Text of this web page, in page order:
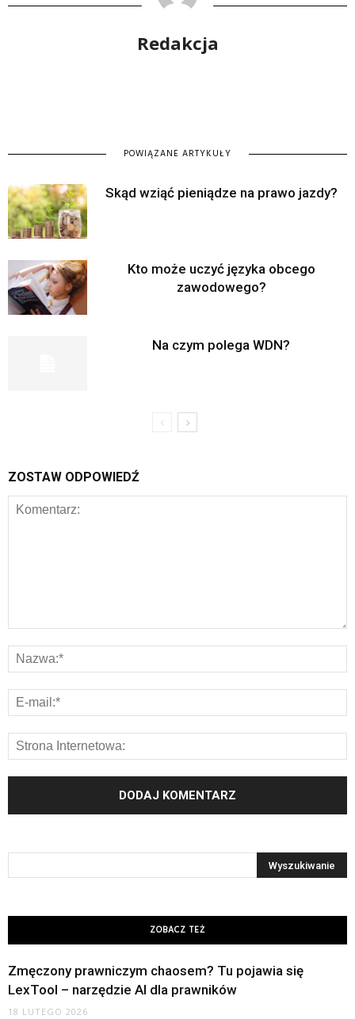
Redakcja
POWIĄZANE ARTYKUŁY
Skąd wziąć pieniądze na prawo jazdy?
Kto może uczyć języka obcego
zawodowego?
Na czym polega WDN?
ZOSTAW ODPOWIEDŹ
ZOBACZ TEŻ
Zmęczony prawniczym chaosem? Tu pojawia się
LexTool – narzędzie AI dla prawników
18 LUTEGO 2026